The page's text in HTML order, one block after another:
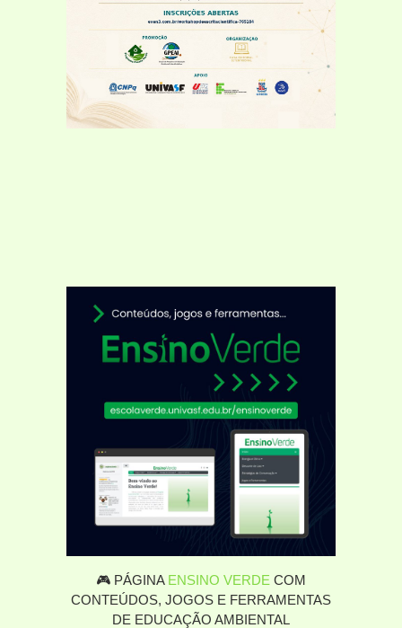
🎮 PÁGINA ENSINO VERDE COM
CONTEÚDOS, JOGOS E FERRAMENTAS
DE EDUCAÇÃO AMBIENTAL